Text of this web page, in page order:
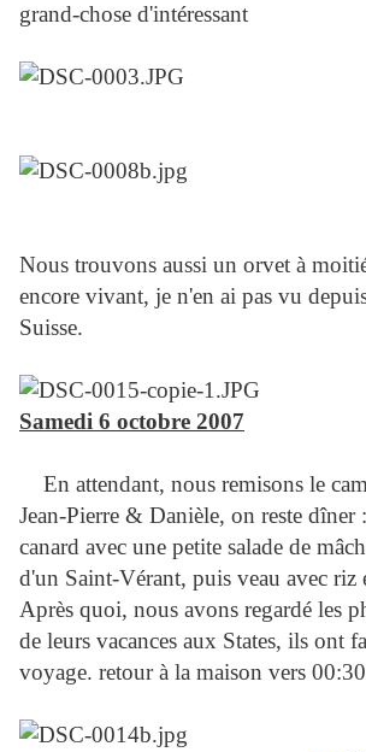
grand-chose d'intéressant
Nous trouvons aussi un orvet à
encore vivant, je n'en ai pas vu
Suisse.
Samedi 6 octobre 2007
En attendant, nous remisons le
Jean-Pierre & Danièle, on reste dîner
canard avec une petite salade de
d'un Saint-Vérant, puis veau avec riz
Après quoi, nous avons regardé les
de leurs vacances aux States, ils ont
voyage. retour à la maison vers 00:30